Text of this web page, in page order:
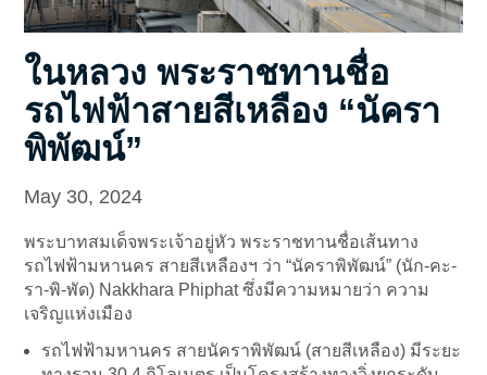
ในหลวง พระราชทานชื่อ
รถไฟฟ้าสายสีเหลือง “นัครา
พิพัฒน์”
May 30, 2024
พระบาทสมเด็จพระเจ้าอยู่หัว พระราชทานชื่อเส้นทาง
รถไฟฟ้ามหานคร สายสีเหลืองฯ ว่า “นัคราพิพัฒน์” (นัก-คะ-
รา-พิ-พัด) Nakkhara Phiphat ซึ่งมีความหมายว่า ความ
เจริญแห่งเมือง
รถไฟฟ้ามหานคร สายนัคราพิพัฒน์ (สายสีเหลือง) มีระยะ